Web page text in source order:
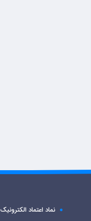
نماد اعتماد الکترونیک